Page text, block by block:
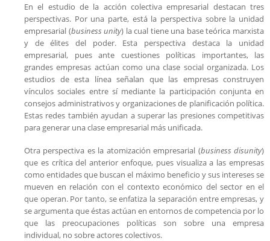
En el estudio de la acción colectiva empresarial destacan tres
perspectivas. Por una parte, está la perspectiva sobre la unidad
empresarial (business unity) la cual tiene una base teórica marxista
y de élites del poder. Esta perspectiva destaca la unidad
empresarial, pues ante cuestiones políticas importantes, las
grandes empresas actúan como una clase social organizada. Los
estudios de esta línea señalan que las empresas construyen
vínculos sociales entre sí mediante la participación conjunta en
consejos administrativos y organizaciones de planificación política.
Estas redes también ayudan a superar las presiones competitivas
para generar una clase empresarial más unificada.
Otra perspectiva es la atomización empresarial (business disunity)
que es crítica del anterior enfoque, pues visualiza a las empresas
como entidades que buscan el máximo beneficio y sus intereses se
mueven en relación con el contexto económico del sector en el
que operan. Por tanto, se enfatiza la separación entre empresas, y
se argumenta que éstas actúan en entornos de competencia por lo
que las preocupaciones políticas son sobre una empresa
individual, no sobre actores colectivos.